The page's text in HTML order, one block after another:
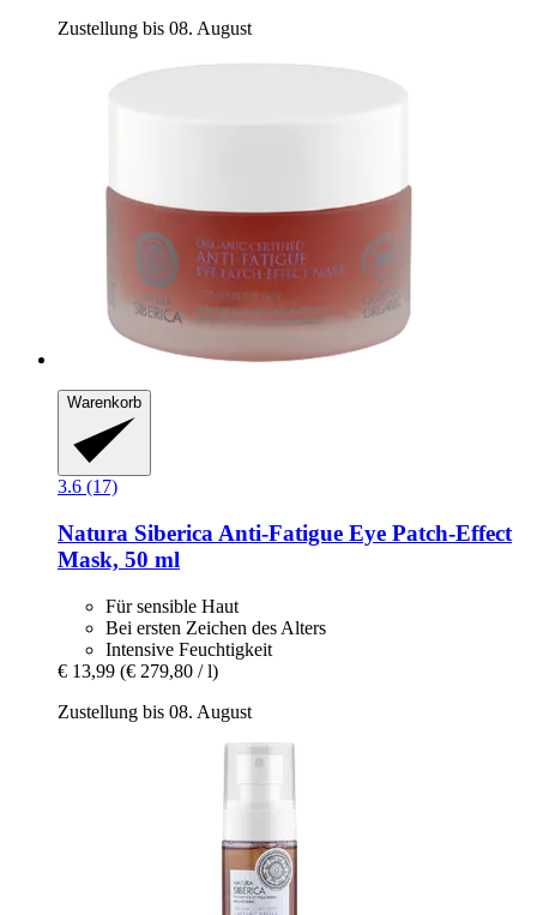
Zustellung bis 08. August
Warenkorb
3.6 (17)
Natura Siberica Anti-​Fatigue Eye Patch-​Effect
Mask, 50 ml
Für sensible Haut
Bei ersten Zeichen des Alters
Intensive Feuchtigkeit
€ 13,99 (€ 279,80 / l)
Zustellung bis 08. August